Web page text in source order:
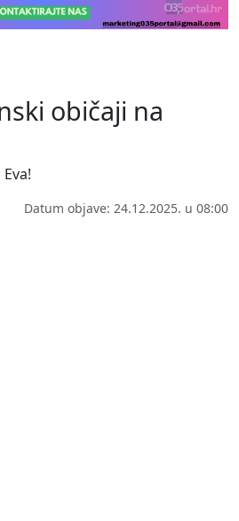
običaji na
Datum objave: 24.12.2025. u 08:00